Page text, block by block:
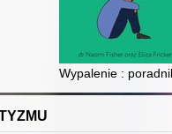
sobą i z innymi
błędy, aby odnieść sukces
Wypalenie :